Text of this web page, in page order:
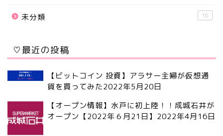
未分類 16
♡最近の投稿
【ビットコイン 投資】アラサー主婦が仮想通
貨を買ってみた2022年5月20日
【オープン情報】水戸に初上陸！！成城石井が
オープン【2022年６月21日】 2022年4月16日